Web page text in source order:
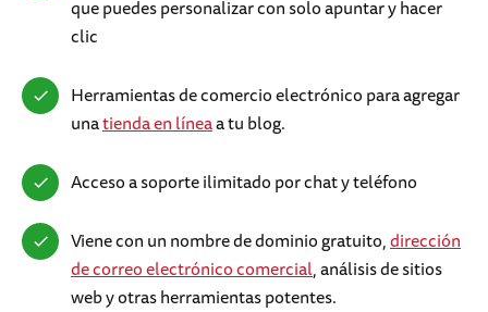
que puedes personalizar con solo apuntar y hacer
clic
Herramientas de comercio electrónico para agregar
unatienda en líneaa tu blog.
Acceso a soporte ilimitado por chat y teléfono
Viene con un nombre de dominio gratuito,dirección
de correo electrónico comercial, análisis de sitios
web y otras herramientas potentes.